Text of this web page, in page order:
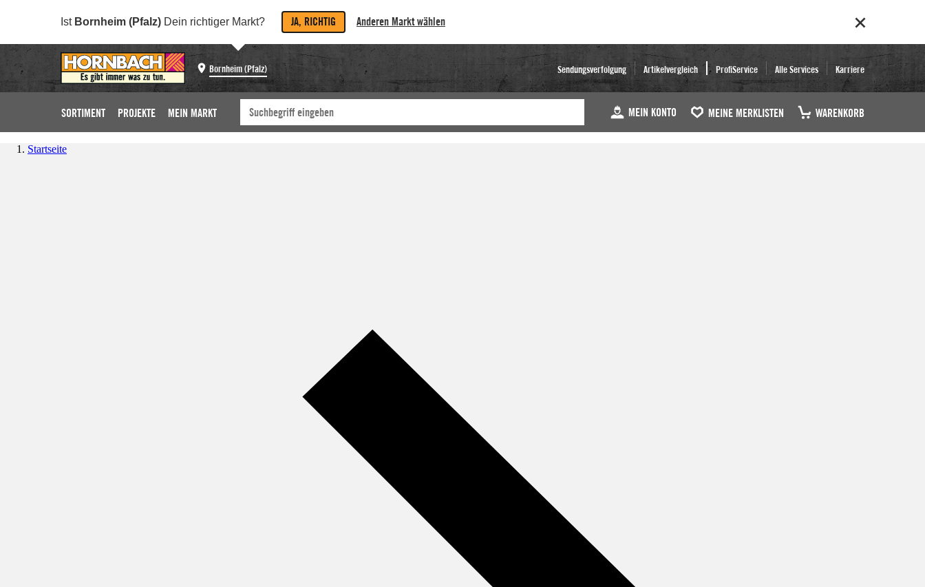
Ist Bornheim (Pfalz) Dein richtiger Markt? JA, RICHTIG Anderen Markt wählen
Bornheim (Pfalz) Sendungsverfolgung Artikelvergleich ProfiService Alle Services Karriere
SORTIMENT PROJEKTE MEIN MARKT MEIN KONTO MEINE MERKLISTEN WARENKORB
Startseite